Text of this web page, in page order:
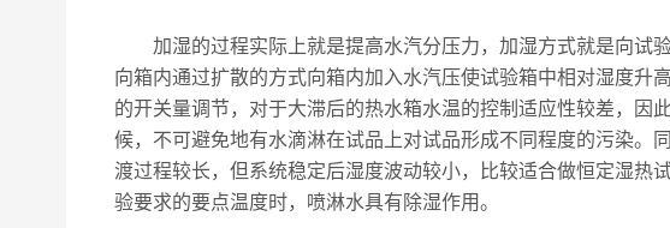
加湿的过程实际上就是提高水汽分压力，加湿方式就是向试
向箱内通过扩散的方式向箱内加入水汽压使试验箱中相对湿度
的开关量调节，对于大滞后的热水箱水温的控制适应性较差，
候，不可避免地有水滴淋在试品上对试品形成不同程度的污染。
渡过程较长，但系统稳定后湿度波动较小，比较适合做恒定湿热
验要求的要点温度时，喷淋水具有除湿作用。